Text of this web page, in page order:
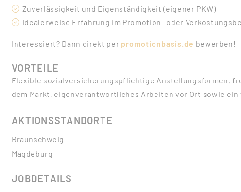
Zuverlässigkeit und Eigenständigkeit (eigener PKW)
Idealerweise Erfahrung im Promotion- oder
Interessiert? Dann direkt per promotionbasis.de bewerben!
VORTEILE
Flexible sozialversicherungspflichtige Anstellungsformen,
dem Markt, eigenverantwortliches Arbeiten vor Ort sowie
AKTIONSSTANDORTE
Braunschweig
Magdeburg
JOBDETAILS